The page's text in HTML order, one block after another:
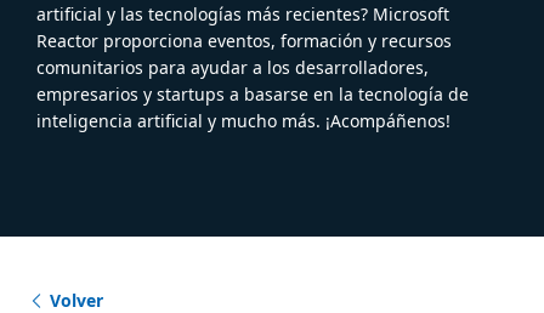
artificial y las tecnologías más recientes? Microsoft
Reactor proporciona eventos, formación y recursos
comunitarios para ayudar a los desarrolladores,
empresarios y startups a basarse en la tecnología de
inteligencia artificial y mucho más. ¡Acompáñenos!
Volver